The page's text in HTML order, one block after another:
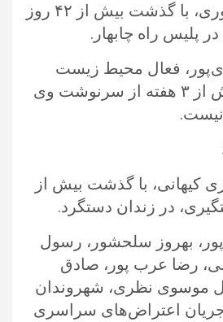
راسک: یاسین صبوری، با گذشت بیش از ۴۲ روز
پلیس راه چابهار.‏
فعال محیط زیست
کرد، با گذشت بیش از ۳ هفته از سرنوشت وی
کیهانی، با گذشت بیش از
بهروز سلحشور، رسول
رضا عرب پور، صادق
موسوی نظری، شهروندان
اعتراض‌های سراسری